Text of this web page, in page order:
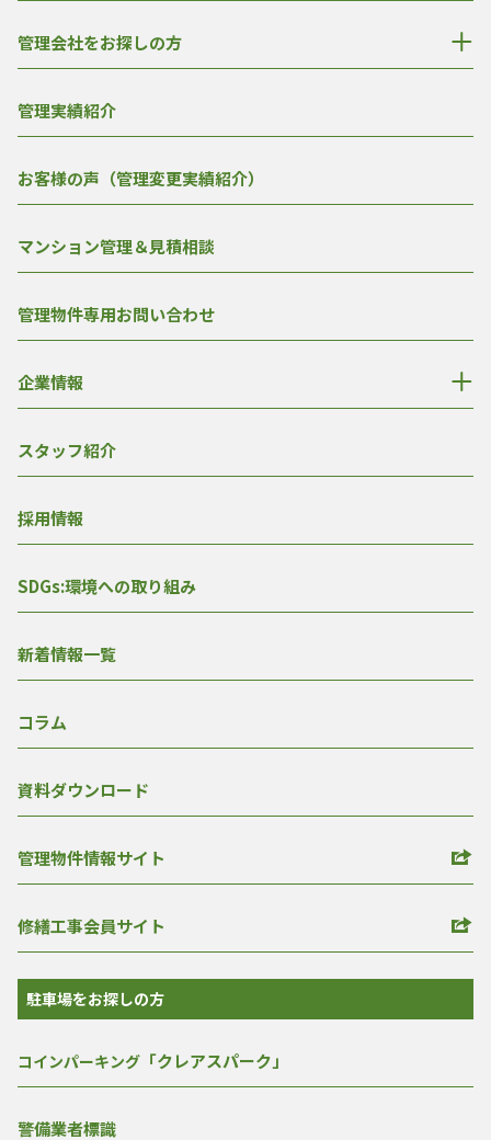
管理会社をお探しの方
管理実績紹介
お客様の声（管理変更実績紹介）
マンション管理＆見積相談
管理物件専用お問い合わせ
企業情報
スタッフ紹介
採用情報
SDGs:環境への取り組み
新着情報一覧
コラム
資料ダウンロード
管理物件情報サイト
修繕工事会員サイト
駐車場をお探しの方
コインパーキング 「クレアスパーク」
警備業者標識